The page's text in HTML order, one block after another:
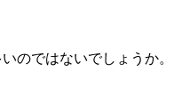
のではないでしょうか。